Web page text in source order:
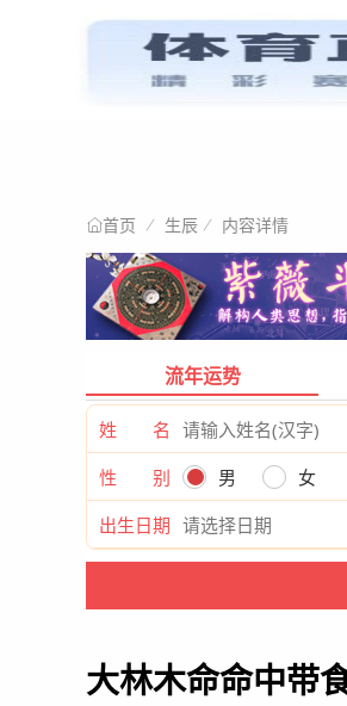
首页 生辰 内容详情
流年运势
姓 名
性 别
男
女
出生日期
大林木命命中带